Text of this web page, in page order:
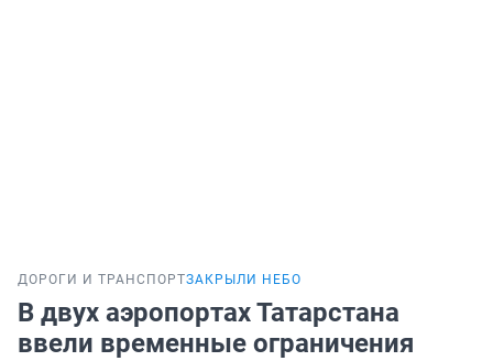
ДОРОГИ И ТРАНСПОРТЗАКРЫЛИ НЕБО
В двух аэропортах Татарстана
ввели временные ограничения